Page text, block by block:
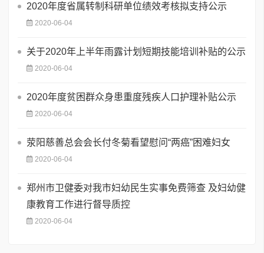
2020年度省属转制科研单位绩效考核拟支持公示
2020-06-04
关于2020年上半年雨露计划短期技能培训补贴的公示
2020-06-04
2020年度贫困群众身患重度残疾人口护理补贴公示
2020-06-04
荥阳慈善总会会长付冬菊看望慰问“两癌”困难妇女
2020-06-04
郑州市卫健委对我市妇幼民生实事免费筛查 及妇幼健
康教育工作进行督导质控
2020-06-04